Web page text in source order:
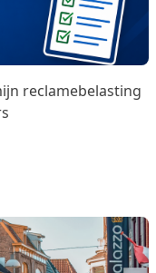
reclamebelasting